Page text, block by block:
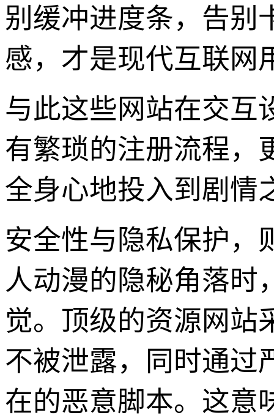
别缓冲进度条，告别
感，才是现代互联网
与此这些网站在交互
有繁琐的注册流程，
全身心地投入到剧情
安全性与隐私保护，
人动漫的隐秘角落时
觉。顶级的资源网站
不被泄露，同时通过
在的恶意脚本。这意